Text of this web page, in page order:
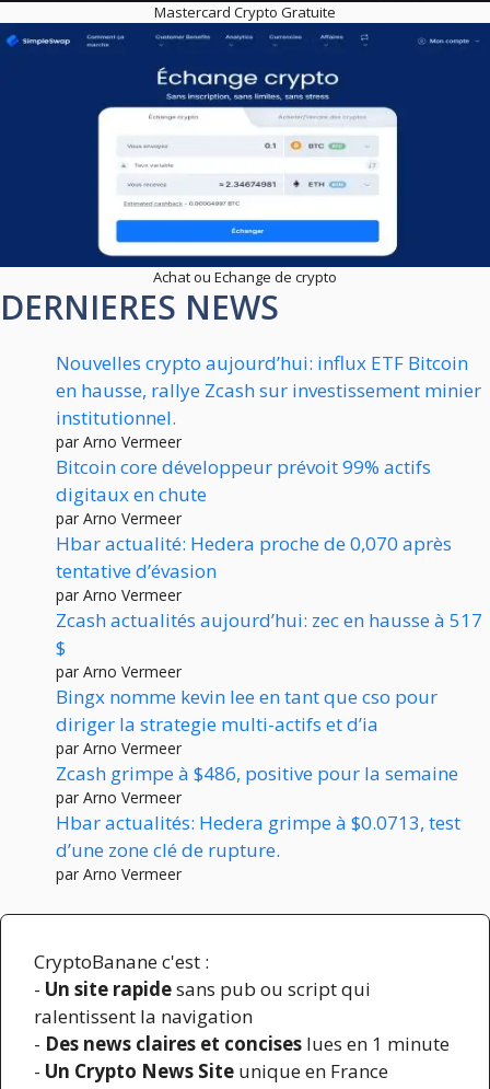
Mastercard Crypto Gratuite
Achat ou Echange de crypto
DERNIERES NEWS
Nouvelles crypto aujourd’hui: influx ETF Bitcoin
en hausse, rallye Zcash sur investissement minier
institutionnel.
par Arno Vermeer
Bitcoin core développeur prévoit 99% actifs
digitaux en chute
par Arno Vermeer
Hbar actualité: Hedera proche de 0,070 après
tentative d’évasion
par Arno Vermeer
Zcash actualités aujourd’hui: zec en hausse à 517
$
par Arno Vermeer
Bingx nomme kevin lee en tant que cso pour
diriger la strategie multi-actifs et d’ia
par Arno Vermeer
Zcash grimpe à $486, positive pour la semaine
par Arno Vermeer
Hbar actualités: Hedera grimpe à $0.0713, test
d’une zone clé de rupture.
par Arno Vermeer
CryptoBanane c'est :
- Un site rapidesans pub ou script qui
ralentissent la navigation
- Des news claires et concises lues en 1 minute
- Un Crypto News Site unique en France